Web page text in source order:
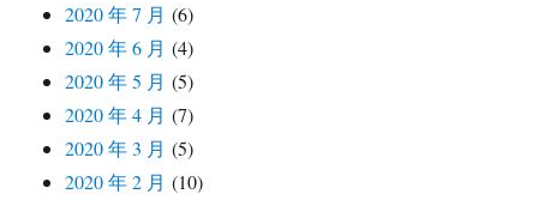
2020 年 7 月 (6)
2020 年 6 月 (4)
2020 年 5 月 (5)
2020 年 4 月 (7)
2020 年 3 月 (5)
2020 年 2 月 (10)